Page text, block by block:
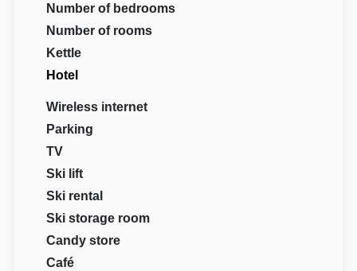
Number of bedrooms
Number of rooms
Kettle
Hotel
Wireless internet
Parking
TV
Ski lift
Ski rental
Ski storage room
Candy store
Café